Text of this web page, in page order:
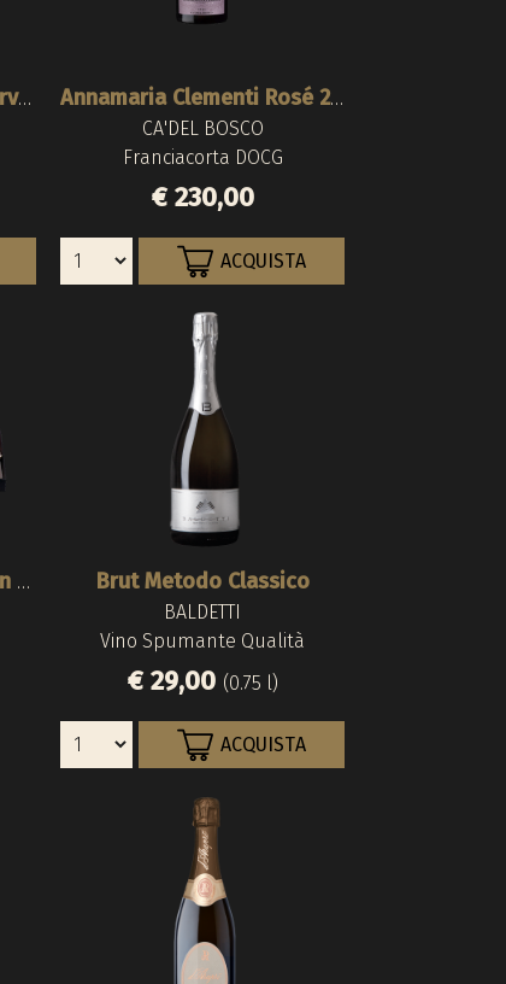
Annamaria Clementi Riserva 1980 1980
Annamaria Clementi Rosé 2010
CA'DEL BOSCO
Franciacorta DOCG
€ 230,00
ACQUISTA
Brut Majeur Extra Age con Sciabola
Brut Metodo Classico
BALDETTI
Vino Spumante Qualità
€ 29,00 (0.75 l)
ACQUISTA